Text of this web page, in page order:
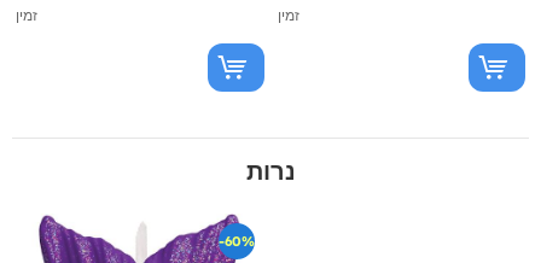
זמין זמין
נרות
-60%